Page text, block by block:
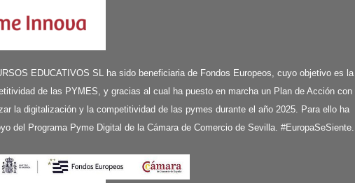
EDUCATIVOS SL ha sido beneficiaria de Fondos Europeos, cuyo objetivo es la
de las PYMES, y gracias al cual ha puesto en marcha un Plan de Acción con
la digitalización y la competitividad de las pymes durante el año 2025. Para ello ha
del Programa Pyme Digital de la Cámara de Comercio de Sevilla. #EuropaSeSiente.